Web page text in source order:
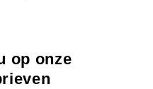
op onze